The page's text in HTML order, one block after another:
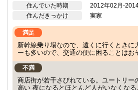
住んでいた時期
2012年02月-
住んだきっかけ
実家
満足
新幹線乗り場なので、遠くに行くときに
ーも多いので、交通の便に困ることはお
不満
商店街が若干さびれている。ユートリー
高い 夜になるとほとんど人がいなくなる